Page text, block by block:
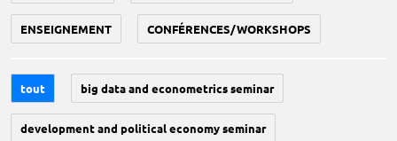
ENSEIGNEMENT CONFÉRENCES/WORKSHOPS
tout big data and econometrics seminar
development and political economy seminar